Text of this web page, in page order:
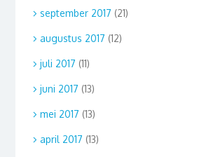
september 2017 (21)
augustus 2017 (12)
juli 2017 (11)
juni 2017 (13)
mei 2017 (13)
april 2017 (13)